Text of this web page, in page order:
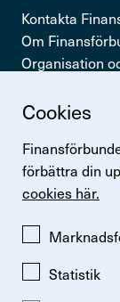
Cookies
förbättra din
cookies här.
Statistik
Kontakta
Om
Organisation
Snabb­länkar
Logga in
Lönestatistik
Perspektiv